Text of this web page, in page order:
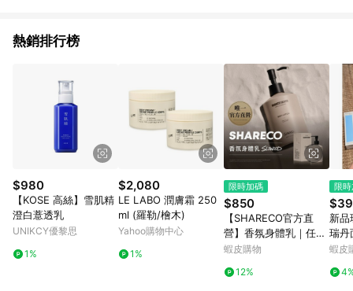
熱銷排行榜
$980
【KOSE 高絲】雪肌精
澄白薏透乳
UNIKCY優黎思
1%
$2,080
LE LABO 潤膚霜 250
ml (羅勒/檜木)
Yahoo購物中心
1%
限時加碼
$850
【SHARECO官方直
營】香氛身體乳｜任選
2件95折｜身體乳液 保
蝦皮購物
12%
限
新
瑞丹
蝦皮